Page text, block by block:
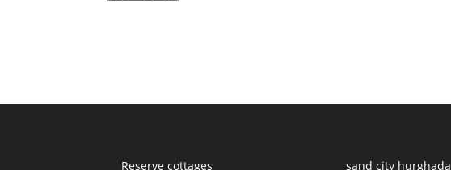
Reserve cottages sand city hurghada